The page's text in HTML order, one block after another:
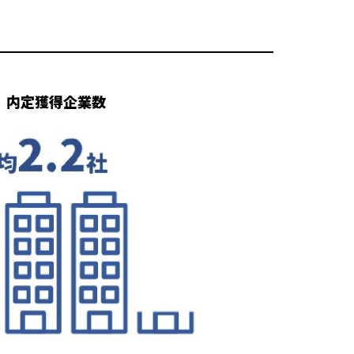
内定獲得企業数